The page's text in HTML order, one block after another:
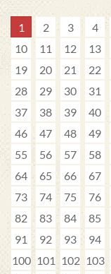
1 2 3 4
10
11 12 13
19
20 21 22
28
29 30 31
37
38 39 40
46
47 48 49
55
56 57 58
64
65 66 67
73
74 75 76
82
83 84 85
91
92 93 94
100 101 102 103